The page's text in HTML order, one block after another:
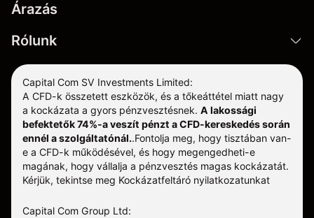
Árazás
Rólunk
Capital Com SV Investments Limited:
A CFD-k összetett eszközök, és a tőkeáttétel miatt nagy
a kockázata a gyors pénzvesztésnek. A lakossági
befektetők 74%-a veszít pénzt a CFD-kereskedés során
ennél a szolgáltatónál..Fontolja meg, hogy tisztában van-
e a CFD-k működésével, és hogy megengedheti-e
magának, hogy vállalja a pénzvesztés magas kockázatát.
Kérjük, tekintse meg Kockázatfeltáró nyilatkozatunkat
Capital Com Group Ltd: